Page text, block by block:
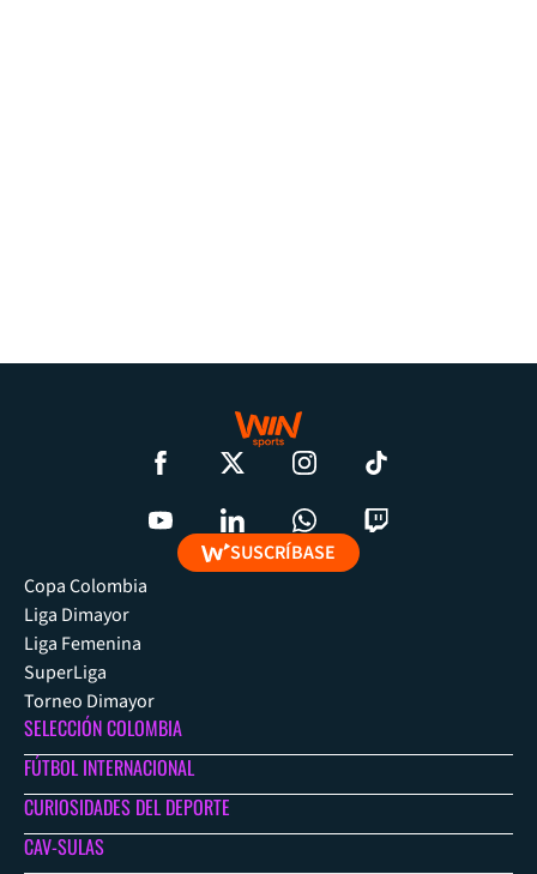
SUSCRÍBASE
Copa Colombia
Liga Dimayor
Liga Femenina
SuperLiga
Torneo Dimayor
SELECCIÓN COLOMBIA
FÚTBOL INTERNACIONAL
CURIOSIDADES DEL DEPORTE
CAV-SULAS